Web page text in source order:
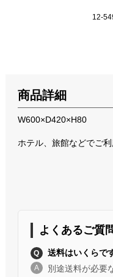
12-
商品詳細
W600×D420×H80
ホテル、旅館などでご
よくあるご質
送料はいくらで
別途送料が必要